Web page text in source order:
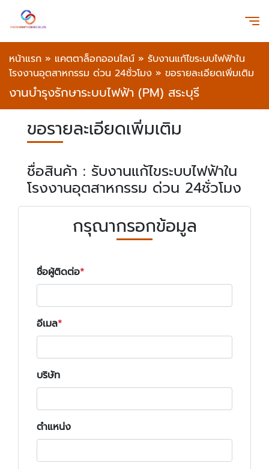
หน้าแรก » แคตตาล็อกออนไลน์ » รับงานแก้ไขระบบไฟฟ้าใน
โรงงานอุตสาหกรรม ด่วน 24ชั่วโมง » ขอรายละเอียดเพิ่มเติม
งานบำรุงรักษาระบบไฟฟ้า (PM) สระบุรี
ขอรายละเอียดเพิ่มเติม
ชื่อสินค้า : รับงานแก้ไขระบบไฟฟ้าใน
โรงงานอุตสาหกรรม ด่วน 24ชั่วโมง
กรุณากรอกข้อมูล
ชื่อผู้ติดต่อ
อีเมล
บริษัท
ตำแหน่ง